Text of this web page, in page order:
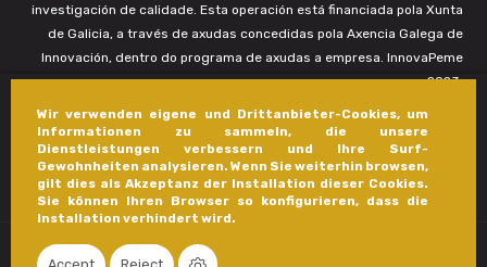
Wir verwenden eigene und Drittanbieter-Cookies, um
Informationen zu sammeln, die unsere
Dienstleistungen verbessern und Ihre Surf-
Gewohnheiten analysieren. Wenn Sie weiterhin browsen,
gilt dies als Akzeptanz der Installation dieser Cookies.
Sie können Ihren Browser so konfigurieren, dass die
Installation verhindert wird.
investigación de calidade. Esta operación está financiada pola Xunta
de Galicia, a través de axudas concedidas pola Axencia Galega de
Innovación, dentro do programa de axudas a empresa. InnovaPeme
2023.